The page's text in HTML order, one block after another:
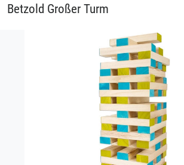
Betzold Großer Turm